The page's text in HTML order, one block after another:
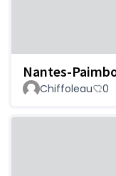
Nantes-
Chiffoleau 0